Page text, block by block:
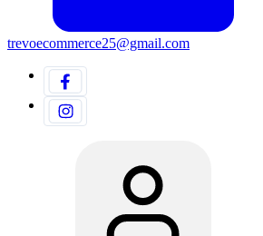
trevoecommerce25@gmail.com